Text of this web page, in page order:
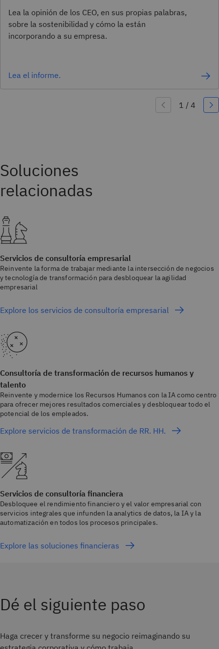
Lea la opinión de los CEO, en sus propias palabras,
sobre la sostenibilidad y cómo la están
incorporando a su empresa.
Lea el informe.
Servicios de consultoría empresarial
Reinvente la forma de trabajar mediante la intersección de negocios
y tecnología de transformación para desbloquear la agilidad
empresarial
Explore los servicios de consultoría empresarial
Consultoría de transformación de recursos humanos y
talento
Reinvente y modernice los Recursos Humanos con la IA como centro
para ofrecer mejores resultados comerciales y desbloquear todo el
potencial de los empleados.
Explore servicios de transformación de RR. HH.
Servicios de consultoría financiera
Desbloquee el rendimiento financiero y el valor empresarial con
servicios integrales que infunden la analytics de datos, la IA y la
automatización en todos los procesos principales.
Explore las soluciones financieras
Dé el siguiente paso
Haga crecer y transforme su negocio reimaginando su